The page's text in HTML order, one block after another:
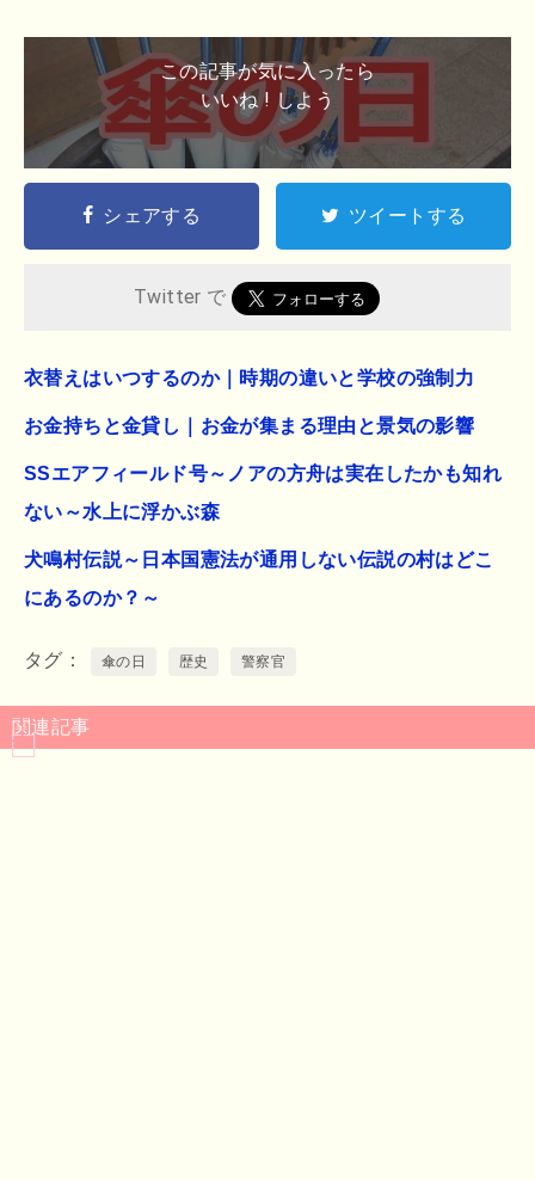
この記事が気に入ったら
いいね ! しよう
シェアする ツイートする
Twitter で
衣替えはいつするのか｜時期の違いと学校の強制力
お金持ちと金貸し｜お金が集まる理由と景気の影響
SSエアフィールド号～ノアの方舟は実在したかも知れ
ない～水上に浮かぶ森
犬鳴村伝説～日本国憲法が通用しない伝説の村はどこ
にあるのか？～
タグ 傘の日 歴史 警察官
関連記事